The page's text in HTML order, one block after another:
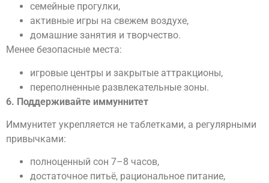
семейные прогулки,
активные игры на свежем воздухе,
домашние занятия и творчество.
Менее безопасные места:
игровые центры и закрытые аттракционы,
переполненные развлекательные зоны.
6. Поддерживайте иммуннитет
Иммунитет укрепляется не таблетками, а регулярными
привычками:
полноценный сон 7–8 часов,
достаточное питьё, рациональное питание,